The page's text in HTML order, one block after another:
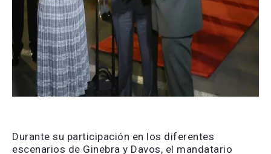
Durante su participación en los diferentes
escenarios de Ginebra y Davos, el mandatario